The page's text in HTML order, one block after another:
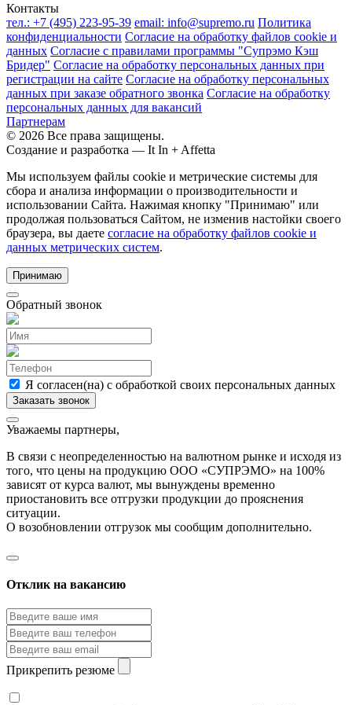
Контакты
тел.: +7 (495) 223-95-39 email: info@supremo.ru Политика
конфиденциальности Согласие на обработку файлов cookie и
данных Согласие с правилами программы "Супрэмо Кэш
Бридер" Согласие на обработку персональных данных при
регистрации на сайте Согласие на обработку персональных
данных при заказе обратного звонка Согласие на обработку
персональных данных для вакансий
Партнерам
© 2026 Все права защищены.
Создание и разработка — It In + Affetta
Мы используем файлы cookie и метрические системы для
сбора и анализа информации о производительности и
использовании Сайта. Нажимая кнопку "Принимаю" или
продолжая пользоваться Сайтом, не изменив настойки своего
браузера, вы даете согласие на обработку файлов cookie и
данных метрических систем.
Принимаю
Обратный звонок
Я согласен(на) с обработкой своих персональных данных
Уважаемы партнеры,
В связи с неопределенностью на валютном рынке и исходя из
того, что цены на продукцию ООО «СУПРЭМО» на 100%
зависят от курса валют, мы вынуждены временно
приостановить все отгрузки продукции до прояснения
ситуации.
О возобновлении отгрузок мы сообщим дополнительно.
Отклик на вакансию
Прикрепить резюме